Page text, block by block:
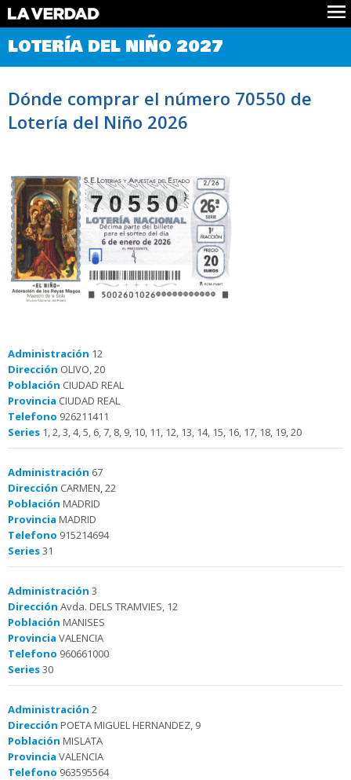
Comprobar Loteria del Niño
Premios
Noticias
Datos
LOTERÍA DEL NIÑO 2027
Dónde comprar el número 70550 de
Lotería del Niño 2026
70550
Administración 12
Dirección OLIVO, 20
Población CIUDAD REAL
Provincia CIUDAD REAL
Telefono 926211411
Series 1, 2, 3, 4, 5, 6, 7, 8, 9, 10, 11, 12, 13, 14, 15, 16, 17, 18, 19, 20
Administración 67
Dirección CARMEN, 22
Población MADRID
Provincia MADRID
Telefono 915214694
Series31
Administración 3
Dirección Avda. DELS TRAMVIES, 12
Población MANISES
Provincia VALENCIA
Telefono 960661000
Series30
Administración 2
Dirección POETA MIGUEL HERNANDEZ, 9
Población MISLATA
Provincia VALENCIA
Telefono 963595564